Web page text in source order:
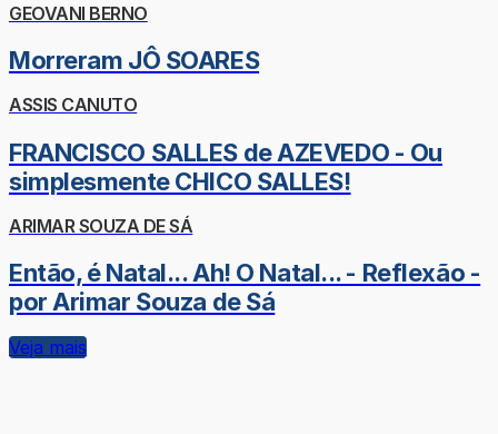
GEOVANI BERNO
Morreram JÔ SOARES
ASSIS CANUTO
FRANCISCO SALLES de AZEVEDO - Ou
simplesmente CHICO SALLES!
ARIMAR SOUZA DE SÁ
Então, é Natal... Ah! O Natal... - Reflexão -
por Arimar Souza de Sá
Veja mais